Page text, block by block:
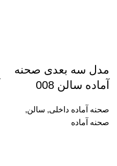
مدل سه بعدی صحنه
آماده سالن 008
صحنه آماده داخلی, سالن,
صحنه آماده